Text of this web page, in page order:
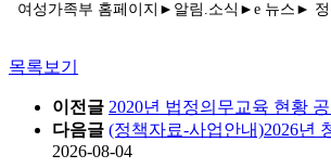
여성가족부 홈페이지►알림.소식►e 뉴스► 정
목록보기
이전글 2020년 법정의무교육 현황
다음글 (정책자료-사업안내)2026년
2026-08-04